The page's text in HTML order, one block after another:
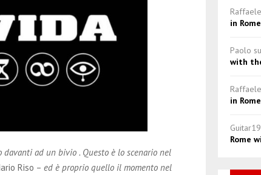
ad un bivio . Questo è lo scenario nel
Riso – ed è proprio quello il momento nel
in
Paolo su
with
in
Rome